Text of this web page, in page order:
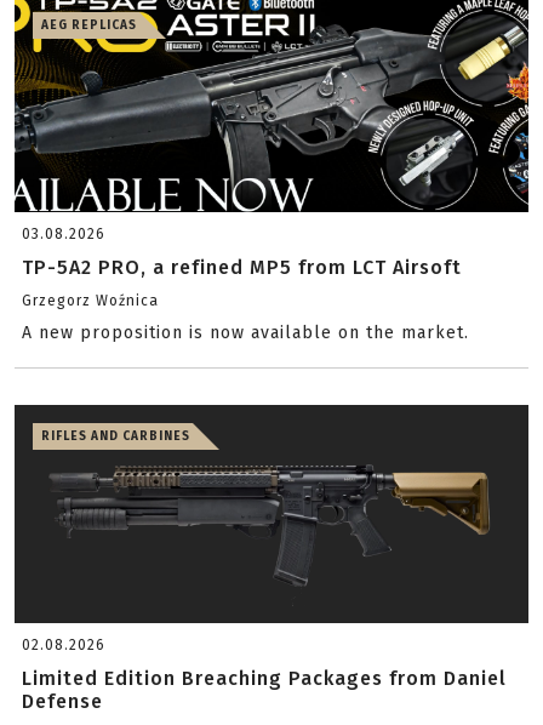
AEG REPLICAS
03.08.2026
TP-5A2 PRO, a refined MP5 from LCT Airsoft
Grzegorz Woźnica
A new proposition is now available on the market.
RIFLES AND CARBINES
02.08.2026
Limited Edition Breaching Packages from Daniel
Defense